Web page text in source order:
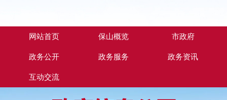
网站首页 保山概览 市政府
政务公开 政务服务 政务资讯
互动交流